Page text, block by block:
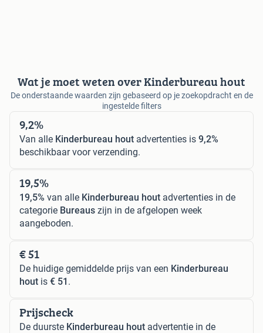
Wat je moet weten over Kinderbureau hout
De onderstaande waarden zijn gebaseerd op je zoekopdracht en de
ingestelde filters
9,2%
Van alle Kinderbureau hout advertenties is 9,2%
beschikbaar voor verzending.
19,5%
19,5% van alle Kinderbureau hout advertenties in de
categorie Bureaus zijn in de afgelopen week
aangeboden.
€ 51
De huidige gemiddelde prijs van een Kinderbureau
hout is € 51 .
Prijscheck
De duurste Kinderbureau hout advertentie in de